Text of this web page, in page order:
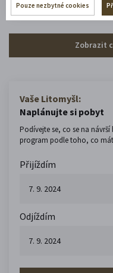
Zobrazit
Vaše Litomyšl:
Naplánujte si pobyt
Podívejte se, co se na
program podle toho, co
Přijíždím
Odjíždím
Pouze nezbytné cookies